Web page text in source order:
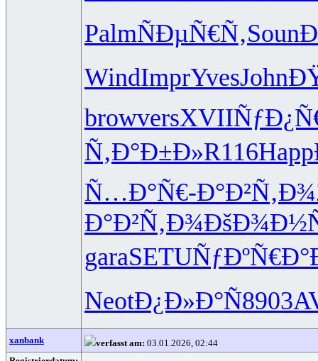
PalmÑÐµÑ€Ñ‚Soun
WindImprYvesJohn
browversXVII
Ñ‚Ð°Ð±Ð»R116Happ
Ñ…Ð°Ñ€-Ð°Ð²Ñ‚Ð¾
Ð°Ð²Ñ‚Ð¾
garaSETUÑƒÐºÑ€Ð°
NeotÐ¿Ð»Ð°Ñ8903
xanbank verfasst am: 03.01.2026, 02:44